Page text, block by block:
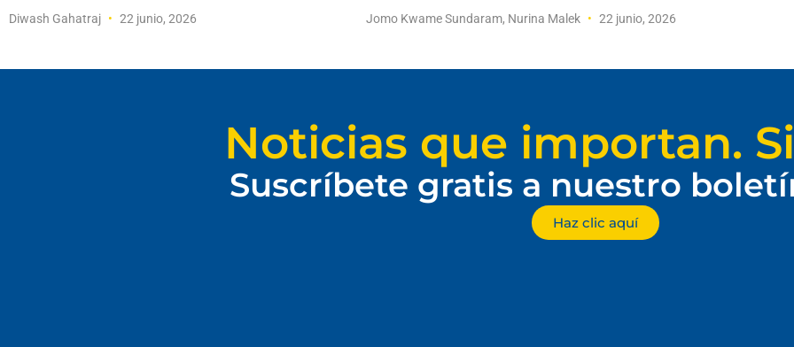
Diwash Gahatraj 22 junio, 2026 Jomo Kwame Sundaram, Nurina Malek 22 junio, 2026
Noticias que importan.
Suscríbete gratis a nuestro
Haz clic aquí